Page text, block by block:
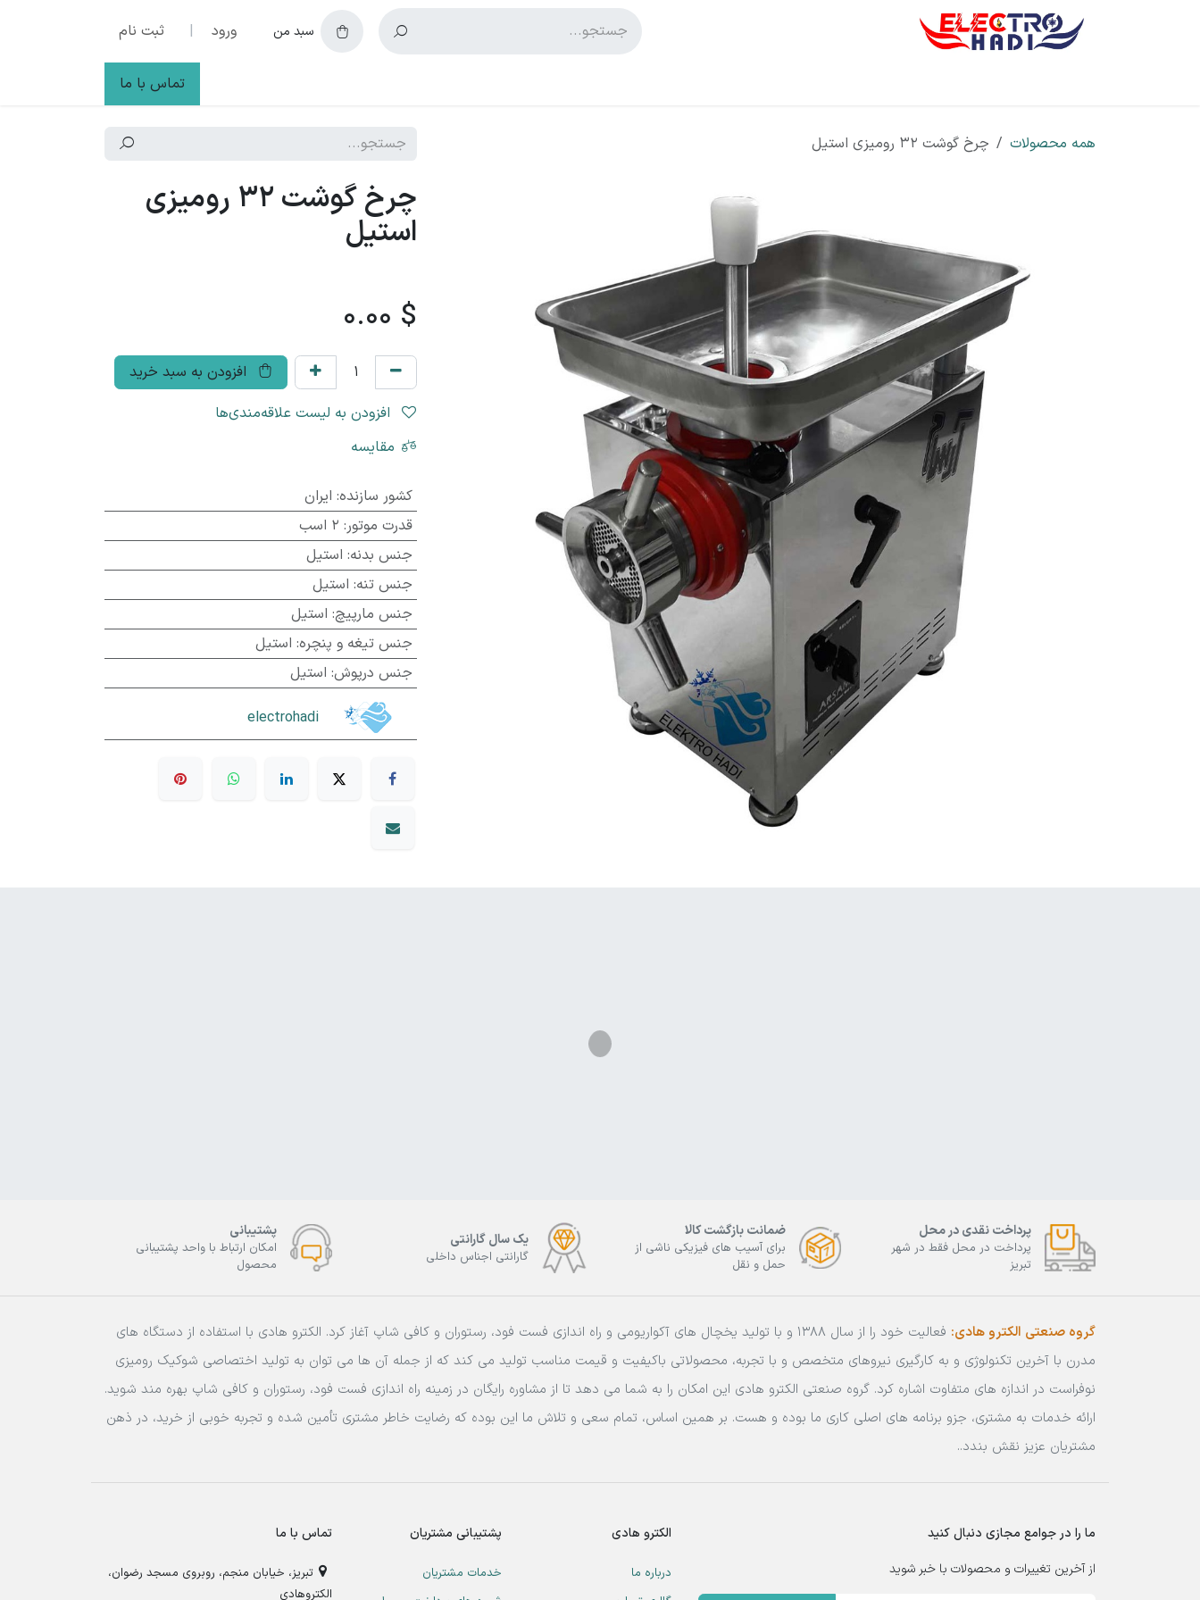
صرف نظر و مشاهده محتوا
سبد من ورود | ثبت نام
تماس با ما
همه محصولات چرخ گوشت 32 رومیزی استیل
چرخ گوشت 32 رومیزی
استیل
$
0.00
افزودن به سبد خرید
مقایسه
کشور سازنده: ایران
قدرت موتور: 2 اسب
جنس بدنه: استیل
جنس تنه: استیل
جنس مارپیچ: استیل
جنس تیغه و پنچره: استیل
جنس درپوش: استیل
electrohadi
پرداخت نقدی در محل
پرداخت در محل فقط در شهر
تبریز
ضمانت بازگشت کالا
برای آسیب های فیزیکی ناشی از
حمل و نقل
یک سال گارانتی
گارانتی اجناس داخلی
پشتیبانی
امکان ارتباط با واحد پشتیبانی
محصول
گروه صنعتی الکترو هادی:
فعالیت خود را از سال 1388 و با تولید یخچال های آکواریومی و راه اندازی فست فود، رستوران و کافی شاپ آغاز کرد. الکترو هادی با استفاده از دستگاه های
مدرن با آخرین تکنولوژی و به کارگیری نیروهای متخصص و با تجربه، محصولاتی باکیفیت و قیمت مناسب تولید می کند که از جمله آن ها می توان به تولید اختصاصی شوکیک رومیزی
نوفراست در اندازه های متفاوت اشاره کرد. گروه صنعتی الکترو هادی این امکان را به شما می دهد تا از مشاوره رایگان در زمینه راه اندازی فست فود، رستوران و کافی شاپ بهره مند شوید.
ارائه خدمات به مشتری، جزو برنامه های اصلی کاری ما بوده و هست. بر همین اساس، تمام سعی و تلاش ما این بوده که رضایت خاطر مشتری تأمین شده و تجربه خوبی از خرید، در ذهن
مشتریان عزیز نقش بندد..
ما را در جوامع مجازی دنبال کنید
از آخرین تغییرات و محصولات با خبر شوید
الکترو هادی
درباره ما
پشتیبانی مشتریان
خدمات مشتریان
تماس با ما
تبریز، خیابان منجم، روبروی مسجد رضوان،
الکتروهادی